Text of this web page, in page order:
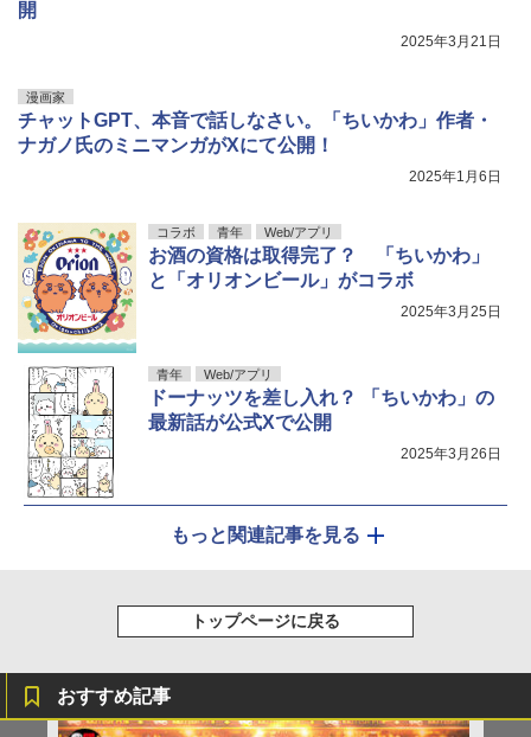
開
2025年3月21日
漫画家
チャットGPT、本音で話しなさい。「ちいかわ」作者・
ナガノ氏のミニマンガがXにて公開！
2025年1月6日
コラボ 青年 Web/アプリ
お酒の資格は取得完了？ 「ちいかわ」
と「オリオンビール」がコラボ
2025年3月25日
青年 Web/アプリ
ドーナッツを差し入れ？ 「ちいかわ」の
最新話が公式Xで公開
2025年3月26日
もっと関連記事を見る
トップページに戻る
おすすめ記事